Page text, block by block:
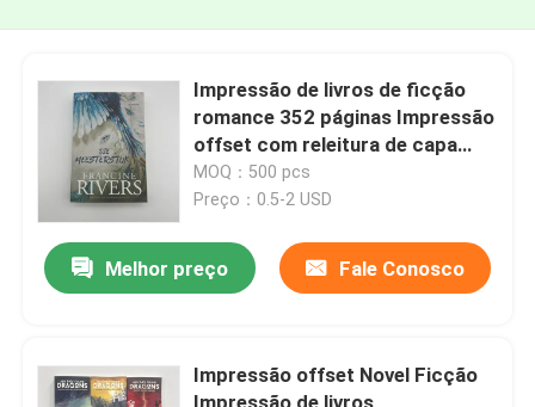
Impressão de livros de ficção
romance 352 páginas Impressão
offset com releitura de capa
macia
MOQ：500 pcs
Preço：0.5-2 USD
Melhor preço Fale Conosco
Impressão offset Novel Ficção
Impressão de livros